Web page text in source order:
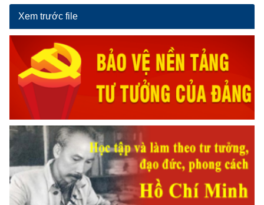
Xem trước file